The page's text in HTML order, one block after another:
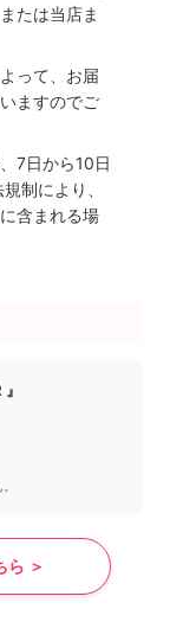
たは当店ま
って、お届
ますのでご
7日から10日
制により、
含まれる場
ら ＞